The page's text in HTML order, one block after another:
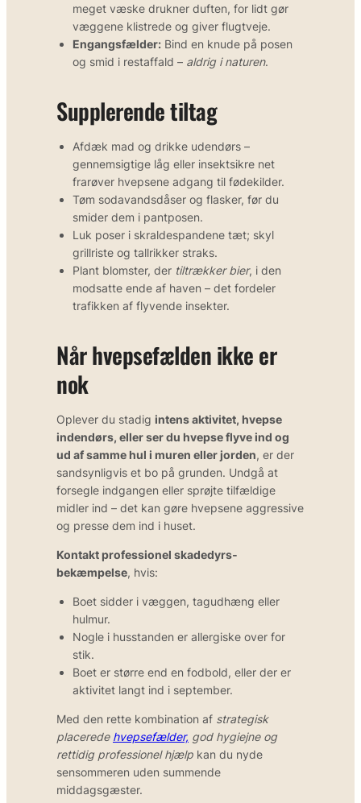
meget væske drukner duften, for lidt gør
væggene klistrede og giver flugtveje.
Engangsfælder: Bind en knude på posen
og smid i restaffald – aldrig i naturen.
Supplerende tiltag
Afdæk mad og drikke udendørs –
gennemsigtige låg eller insektsikre net
frarøver hvepsene adgang til fødekilder.
Tøm sodavandsdåser og flasker, før du
smider dem i pantposen.
Luk poser i skraldespandene tæt; skyl
grillriste og tallrikker straks.
Plant blomster, der tiltrækker bier, i den
modsatte ende af haven – det fordeler
trafikken af flyvende insekter.
Når hvepsefælden ikke er
nok
Oplever du stadig intens aktivitet, hvepse
indendørs, eller ser du hvepse flyve ind og
ud af samme hul i muren eller jorden, er der
sandsynligvis et bo på grunden. Undgå at
forsegle indgangen eller sprøjte tilfældige
midler ind – det kan gøre hvepsene aggressive
og presse dem ind i huset.
Kontakt professionel skadedyrs­
bekæmpelse, hvis:
Boet sidder i væggen, tagudhæng eller
hulmur.
Nogle i husstanden er allergiske over for
stik.
Boet er større end en fodbold, eller der er
aktivitet langt ind i september.
Med den rette kombination af strategisk
placerede hvepsefælder, god hygiejne og
rettidig professionel hjælp kan du nyde
sensommeren uden summende
middagsgæster.